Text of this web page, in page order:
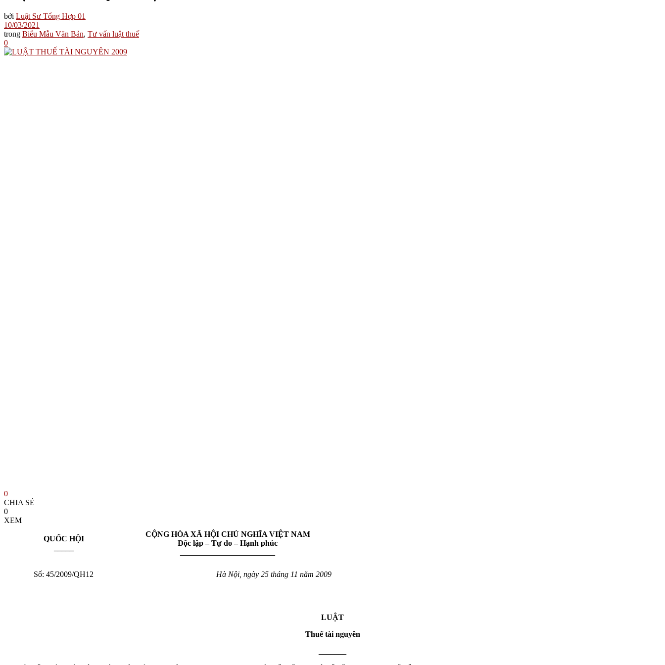
bởi Luật Sư Tổng Hợp 01
10/03/2021
trong Biểu Mẫu Văn Bản, Tư vấn luật thuế
0
0
CHIA SẺ
0
XEM
QUỐC HỘI
CỘNG HÒA XÃ HỘI CHỦ NGHĨA VIỆT NAM
Độc lập – Tự do – Hạnh phúc
Số: 45/2009/QH12 Hà Nội, ngày 25 tháng 11 năm 2009
LUẬT
Thuế tài nguyên